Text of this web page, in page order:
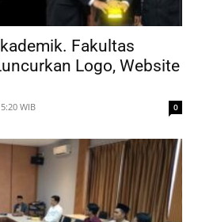
Fakultas
Logo, Website
WIB 0